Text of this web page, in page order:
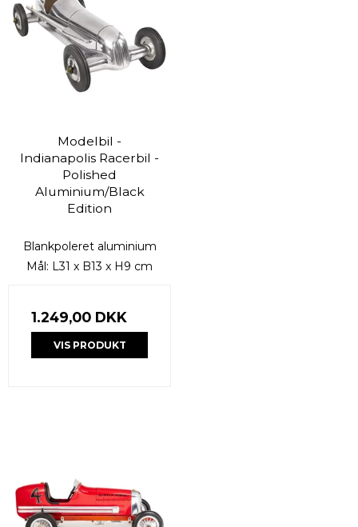
Modelbil -
Indianapolis Racerbil -
Polished
Aluminium/Black
Edition
Blankpoleret aluminium
Mål: L31 x B13 x H9 cm
1.249,00 DKK
VIS PRODUKT